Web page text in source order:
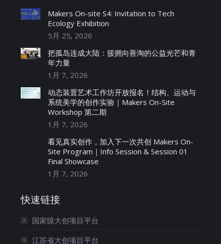
Makers On-site S4: Invitation to Tech
Ecology Exhibition
5月 25, 2026
把孤岛连成大陆：簇拥向善淘的公益光芒和青
年力量
1月 7, 2026
动态装置艺术工作坊开放报名！结构、运动与
系统美学的创作实验｜Makers On-Site
Workshop 第二期
1月 7, 2026
看见真实创作，加入下一次共创 Makers On-
Site Program｜Info Session & Session 01
Final Showcase
1月 7, 2026
快速链接
国家级大创项目平台
江苏省大创项目平台